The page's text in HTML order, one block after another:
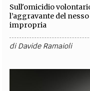
Sull'omicidio
l’aggravante del
impropria
diDavide Ramaioli